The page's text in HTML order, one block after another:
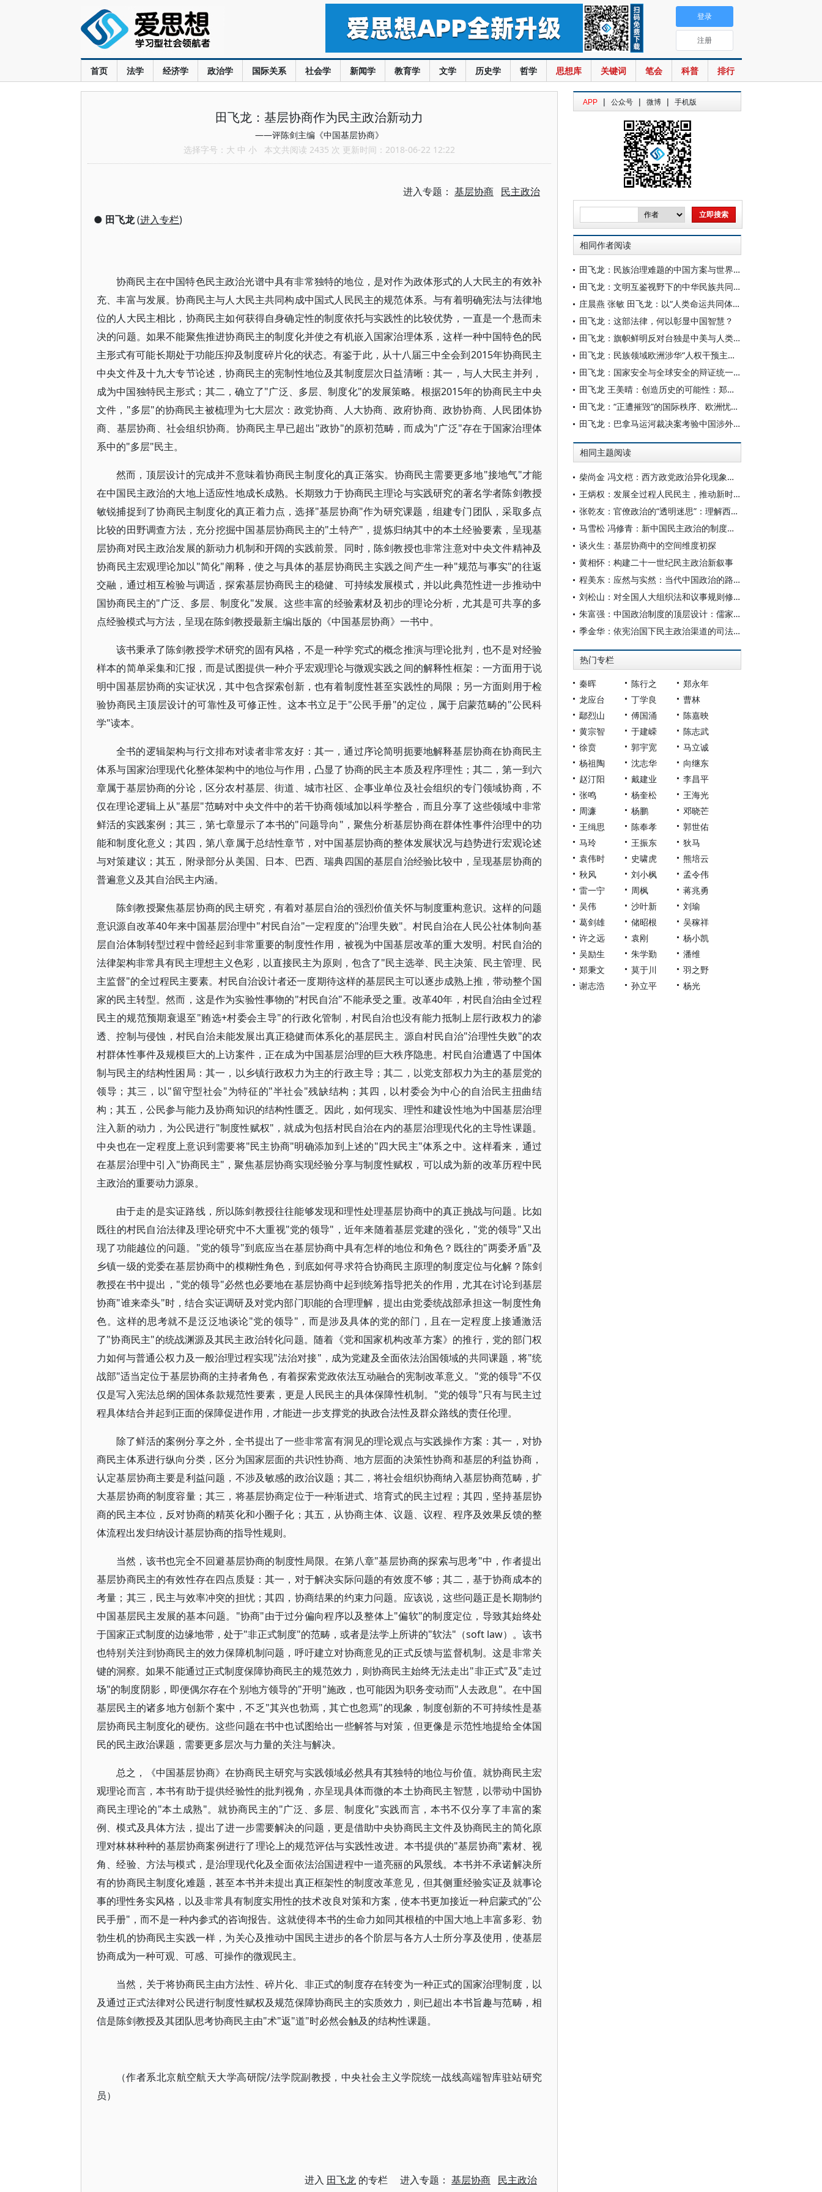
首页 法学 经济学 政治学 国际关系 社会学 新闻学 教育学 文学 历史学 哲学 思想库 关键词 笔会 科普 排行
登录
注册
田飞龙：基层协商作为民主政治新动力
——评陈剑主编《中国基层协商》
选择字号： 大 中 小 本文共阅读 2435 次 更新时间：2018-06-22 12:22
进入专题： 基层协商 民主政治
● 田飞龙(进入专栏)
协商民主在中国特色民主政治光谱中具有非常独特的地位，是对作为政体形式的人大民主的有效补
充、丰富与发展。协商民主与人大民主共同构成中国式人民民主的规范体系。与有着明确宪法与法律地
位的人大民主相比，协商民主如何获得自身确定性的制度依托与实践性的比较优势，一直是一个悬而未
决的问题。如果不能聚焦推进协商民主的制度化并使之有机嵌入国家治理体系，这样一种中国特色的民
主形式有可能长期处于功能压抑及制度碎片化的状态。有鉴于此，从十八届三中全会到2015年协商民主
中央文件及十九大专节论述，协商民主的宪制性地位及其制度层次日益清晰：其一，与人大民主并列，
成为中国独特民主形式；其二，确立了"广泛、多层、制度化"的发展策略。根据2015年的协商民主中央
文件，"多层"的协商民主被梳理为七大层次：政党协商、人大协商、政府协商、政协协商、人民团体协
商、基层协商、社会组织协商。协商民主早已超出"政协"的原初范畴，而成为"广泛"存在于国家治理体
系中的"多层"民主。
然而，顶层设计的完成并不意味着协商民主制度化的真正落实。协商民主需要更多地"接地气"才能
在中国民主政治的大地上适应性地成长成熟。长期致力于协商民主理论与实践研究的著名学者陈剑教授
敏锐捕捉到了协商民主制度化的真正着力点，选择"基层协商"作为研究课题，组建专门团队，采取多点
比较的田野调查方法，充分挖掘中国基层协商民主的"土特产"，提炼归纳其中的本土经验要素，呈现基
层协商对民主政治发展的新动力机制和开阔的实践前景。同时，陈剑教授也非常注意对中央文件精神及
协商民主宏观理论加以"简化"阐释，使之与具体的基层协商民主实践之间产生一种"规范与事实"的往返
交融，通过相互检验与调适，探索基层协商民主的稳健、可持续发展模式，并以此典范性进一步推动中
国协商民主的"广泛、多层、制度化"发展。这些丰富的经验素材及初步的理论分析，尤其是可共享的多
点经验模式与方法，呈现在陈剑教授最新主编出版的《中国基层协商》一书中。
该书秉承了陈剑教授学术研究的固有风格，不是一种学究式的概念推演与理论批判，也不是对经验
样本的简单采集和汇报，而是试图提供一种介乎宏观理论与微观实践之间的解释性框架：一方面用于说
明中国基层协商的实证状况，其中包含探索创新，也有着制度性甚至实践性的局限；另一方面则用于检
验协商民主顶层设计的可靠性及可修正性。这本书立足于"公民手册"的定位，属于启蒙范畴的"公民科
学"读本。
全书的逻辑架构与行文排布对读者非常友好：其一，通过序论简明扼要地解释基层协商在协商民主
体系与国家治理现代化整体架构中的地位与作用，凸显了协商的民主本质及程序理性；其二，第一到六
章属于基层协商的分论，区分农村基层、街道、城市社区、企事业单位及社会组织的专门领域协商，不
仅在理论逻辑上从"基层"范畴对中央文件中的若干协商领域加以科学整合，而且分享了这些领域中非常
鲜活的实践案例；其三，第七章显示了本书的"问题导向"，聚焦分析基层协商在群体性事件治理中的功
能和制度化意义；其四，第八章属于总结性章节，对中国基层协商的整体发展状况与趋势进行宏观论述
与对策建议；其五，附录部分从美国、日本、巴西、瑞典四国的基层自治经验比较中，呈现基层协商的
普遍意义及其自治民主内涵。
陈剑教授聚焦基层协商的民主研究，有着对基层自治的强烈价值关怀与制度重构意识。这样的问题
意识源自改革40年来中国基层治理中"村民自治"一定程度的"治理失败"。村民自治在人民公社体制向基
层自治体制转型过程中曾经起到非常重要的制度性作用，被视为中国基层改革的重大发明。村民自治的
法律架构非常具有民主理想主义色彩，以直接民主为原则，包含了"民主选举、民主决策、民主管理、民
主监督"的全过程民主要素。村民自治设计者还一度期待这样的基层民主可以逐步成熟上推，带动整个国
家的民主转型。然而，这是作为实验性事物的"村民自治"不能承受之重。改革40年，村民自治由全过程
民主的规范预期衰退至"贿选+村委会主导"的行政化管制，村民自治也没有能力抵制上层行政权力的渗
透、控制与侵蚀，村民自治未能发展出真正稳健而体系化的基层民主。源自村民自治"治理性失败"的农
村群体性事件及规模巨大的上访案件，正在成为中国基层治理的巨大秩序隐患。村民自治遭遇了中国体
制与民主的结构性困局：其一，以乡镇行政权力为主的行政主导；其二，以党支部权力为主的基层党的
领导；其三，以"留守型社会"为特征的"半社会"残缺结构；其四，以村委会为中心的自治民主扭曲结
构；其五，公民参与能力及协商知识的结构性匮乏。因此，如何现实、理性和建设性地为中国基层治理
注入新的动力，为公民进行"制度性赋权"，就成为包括村民自治在内的基层治理现代化的主导性课题。
中央也在一定程度上意识到需要将"民主协商"明确添加到上述的"四大民主"体系之中。这样看来，通过
在基层治理中引入"协商民主"，聚焦基层协商实现经验分享与制度性赋权，可以成为新的改革历程中民
主政治的重要动力源泉。
由于走的是实证路线，所以陈剑教授往往能够发现和理性处理基层协商中的真正挑战与问题。比如
既往的村民自治法律及理论研究中不大重视"党的领导"，近年来随着基层党建的强化，"党的领导"又出
现了功能越位的问题。"党的领导"到底应当在基层协商中具有怎样的地位和角色？既往的"两委矛盾"及
乡镇一级的党委在基层协商中的模糊性角色，到底如何寻求符合协商民主原理的制度定位与化解？陈剑
教授在书中提出，"党的领导"必然也必要地在基层协商中起到统筹指导把关的作用，尤其在讨论到基层
协商"谁来牵头"时，结合实证调研及对党内部门职能的合理理解，提出由党委统战部承担这一制度性角
色。这样的思考就不是泛泛地谈论"党的领导"，而是涉及具体的党的部门，且在一定程度上接通激活
了"协商民主"的统战渊源及其民主政治转化问题。随着《党和国家机构改革方案》的推行，党的部门权
力如何与普通公权力及一般治理过程实现"法治对接"，成为党建及全面依法治国领域的共同课题，将"统
战部"适当定位于基层协商的主持者角色，有着探索党政依法互动融合的宪制改革意义。"党的领导"不仅
仅是写入宪法总纲的国体条款规范性要素，更是人民民主的具体保障性机制。"党的领导"只有与民主过
程具体结合并起到正面的保障促进作用，才能进一步支撑党的执政合法性及群众路线的责任伦理。
除了鲜活的案例分享之外，全书提出了一些非常富有洞见的理论观点与实践操作方案：其一，对协
商民主体系进行纵向分类，区分为国家层面的共识性协商、地方层面的决策性协商和基层的利益协商，
认定基层协商主要是利益问题，不涉及敏感的政治议题；其二，将社会组织协商纳入基层协商范畴，扩
大基层协商的制度容量；其三，将基层协商定位于一种渐进式、培育式的民主过程；其四，坚持基层协
商的民主本位，反对协商的精英化和小圈子化；其五，从协商主体、议题、议程、程序及效果反馈的整
体流程出发归纳设计基层协商的指导性规则。
当然，该书也完全不回避基层协商的制度性局限。在第八章"基层协商的探索与思考"中，作者提出
基层协商民主的有效性存在四点质疑：其一，对于解决实际问题的有效度不够；其二，基于协商成本的
考量；其三，民主与效率冲突的担忧；其四，协商结果的约束力问题。应该说，这些问题正是长期制约
中国基层民主发展的基本问题。"协商"由于过分偏向程序以及整体上"偏软"的制度定位，导致其始终处
于国家正式制度的边缘地带，处于"非正式制度"的范畴，或者是法学上所讲的"软法"（soft law）。该书
也特别关注到协商民主的效力保障机制问题，呼吁建立对协商意见的正式反馈与监督机制。这是非常关
键的洞察。如果不能通过正式制度保障协商民主的规范效力，则协商民主始终无法走出"非正式"及"走过
场"的制度阴影，即便偶尔存在个别地方领导的"开明"施政，也可能因为职务变动而"人去政息"。在中国
基层民主的诸多地方创新个案中，不乏"其兴也勃焉，其亡也忽焉"的现象，制度创新的不可持续性是基
层协商民主制度化的硬伤。这些问题在书中也试图给出一些解答与对策，但更像是示范性地提给全体国
民的民主政治课题，需要更多层次与力量的关注与解决。
总之，《中国基层协商》在协商民主研究与实践领域必然具有其独特的地位与价值。就协商民主宏
观理论而言，本书有助于提供经验性的批判视角，亦呈现具体而微的本土协商民主智慧，以带动中国协
商民主理论的"本土成熟"。就协商民主的"广泛、多层、制度化"实践而言，本书不仅分享了丰富的案
例、模式及具体方法，提出了进一步需要解决的问题，更是借助中央协商民主文件及协商民主的简化原
理对林林种种的基层协商案例进行了理论上的规范评估与实践性改进。本书提供的"基层协商"素材、视
角、经验、方法与模式，是治理现代化及全面依法治国进程中一道亮丽的风景线。本书并不承诺解决所
有的协商民主制度化难题，甚至本书并未提出真正框架性的制度改革意见，但其侧重经验实证及就事论
事的理性务实风格，以及非常具有制度实用性的技术改良对策和方案，使本书更加接近一种启蒙式的"公
民手册"，而不是一种内参式的咨询报告。这就使得本书的生命力如同其根植的中国大地上丰富多彩、勃
勃生机的协商民主实践一样，为关心及推动中国民主进步的各个阶层与各方人士所分享及使用，使基层
协商成为一种可观、可感、可操作的微观民主。
当然，关于将协商民主由方法性、碎片化、非正式的制度存在转变为一种正式的国家治理制度，以
及通过正式法律对公民进行制度性赋权及规范保障协商民主的实质效力，则已超出本书旨趣与范畴，相
信是陈剑教授及其团队思考协商民主由"术"返"道"时必然会触及的结构性课题。
（作者系北京航空航天大学高研院/法学院副教授，中央社会主义学院统一战线高端智库驻站研究
员）
进入 田飞龙 的专栏 进入专题： 基层协商 民主政治
APP | 公众号 | 微博 | 手机版
相同作者阅读
田飞龙：民族治理难题的中国方案与世界意义
田飞龙：文明互鉴视野下的中华民族共同体人权观及其世界意义
庄晨燕 张敏 田飞龙：以“人类命运共同体”为主线构建世界民族研究自主知识体系
田飞龙：这部法律，何以彰显中国智慧？
田飞龙：旗帜鲜明反对台独是中美与人类共同利益所系
田飞龙：民族领域欧洲涉华“人权干预主义”不可取、不可行
田飞龙：国家安全与全球安全的辩证统一及其中国特色
田飞龙 王美晴：创造历史的可能性：郑丽文访陆的国家统一进步意义
田飞龙：“正遭摧毁”的国际秩序、欧洲忧思与中国角色
田飞龙：巴拿马运河裁决案考验中国涉外法治行动能力
相同主题阅读
柴尚金 冯文桤：西方政党政治异化现象的多维探析
王炳权：发展全过程人民民主，推动新时代民主政治建设
张乾友：官僚政治的“透明迷思”：理解西方政治的一个视角
马雪松 冯修青：新中国民主政治的制度化：历程、优势与启示
谈火生：基层协商中的空间维度初探
黄相怀：构建二十一世纪民主政治新叙事
程美东：应然与实然：当代中国政治的路径选择
刘松山：对全国人大组织法和议事规则修正案（草案）的意见
朱富强：中国政治制度的顶层设计：儒家的四大民主制度安排
季金华：依宪治国下民主政治渠道的司法疏通理路
热门专栏
秦晖 陈行之
郑永年
龙应台
丁学良
曹林
鄢烈山
傅国涌
陈嘉映
黄宗智
于建嵘
陈志武
徐贲
郭宇宽
马立诚
杨祖陶
沈志华
向继东
赵汀阳
戴建业
李昌平
张鸣
杨奎松
王海光
周濂
杨鹏
邓晓芒
王缉思
陈奉孝
郭世佑
马玲
王振东
狄马
袁伟时
史啸虎
熊培云
秋风
刘小枫
孟令伟
雷一宁
周枫
蒋兆勇
吴伟
沙叶新
刘瑜
葛剑雄
储昭根
吴稼祥
许之远
袁刚
杨小凯
吴励生
朱学勤
潘维
郑秉文
莫于川
羽之野
谢志浩
孙立平 杨光